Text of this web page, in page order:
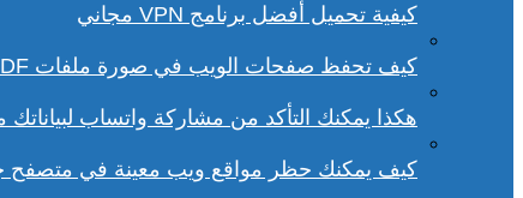
كيفية تحميل أفضل برنامج VPN مجاني
كيف تحفظ صفحات الويب في صورة ملفات PDF من داخل متصفح كروم؟
هكذا يمكنك التأكد من مشاركة واتساب
كيف يمكنك حظر مواقع ويب معينة في